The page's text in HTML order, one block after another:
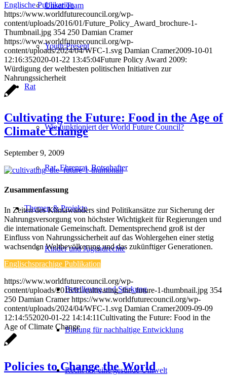
Unser Team
Youth:Present
Rat
Wie funktioniert der World Future Council?
Rat, Ehrenrat, Botschafter
Themen & Projekte
Kinder und Jugendrechte
Beteiligung und Stärkung
Bildung für nachhaltige Entwicklung
Recht auf eine gesunde Umwelt
Englische Publikation
https://www.worldfuturecouncil.org/wp-
content/uploads/2016/01/Future_Policy_Award_brochure-1-
Thumbnail.jpg 354 250 Damian Cramer
https://www.worldfuturecouncil.org/wp-
content/uploads/2024/04/WFC-1.svg Damian Cramer2009-10-01
12:16:352020-01-22 13:45:04Future Policy Award 2009:
Würdigung der weltbesten politischen Initiativen zur
Nahrungssicherheit
Cultivating the Future: Food in the Age of
Climate Change
September 9, 2009
Zusammenfassung
In Zeiten des Klimawanders sind Politikansätze zur Sicherung der
Nahrungsversorgung von höchster Wichtigkeit für Regierungen und
die internationale Gemeinschaft. Dementsprechend groß ist der
Einfluss von Nahrungssicherheit auf das Wohlergehen einer stetig
wachsenden Weltbevölkerung und das zukünftiger Generationen.
Englischsprachige Publikation
https://www.worldfuturecouncil.org/wp-
content/uploads/2016/01/cultivating_the_future-1-thumbnail.jpg 354
250 Damian Cramer https://www.worldfuturecouncil.org/wp-
content/uploads/2024/04/WFC-1.svg Damian Cramer2009-09-09
12:14:552020-01-22 14:14:11Cultivating the Future: Food in the
Age of Climate Change
Policies to Change the World